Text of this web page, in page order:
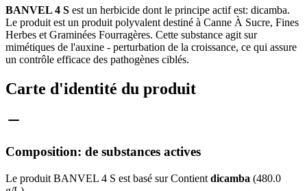
BANVEL 4 S est un herbicide dont le principe actif est: dicamba.
Le produit est un produit polyvalent destiné à Canne À Sucre, Fines
Herbes et Graminées Fourragères. Cette substance agit sur
mimétiques de l'auxine - perturbation de la croissance, ce qui assure
un contrôle efficace des pathogènes ciblés.
Carte d'identité du produit
Composition: de substances actives
Le produit BANVEL 4 S est basé sur Contient dicamba (480.0